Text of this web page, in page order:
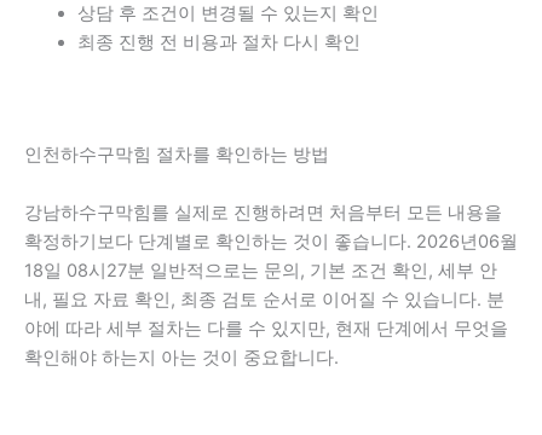
상담 후 조건이 변경될 수 있는지 확인
최종 진행 전 비용과 절차 다시 확인
인천하수구막힘 절차를 확인하는 방법
강남하수구막힘를 실제로 진행하려면 처음부터 모든 내용을
확정하기보다 단계별로 확인하는 것이 좋습니다. 2026년06월
18일 08시27분 일반적으로는 문의, 기본 조건 확인, 세부 안
내, 필요 자료 확인, 최종 검토 순서로 이어질 수 있습니다. 분
야에 따라 세부 절차는 다를 수 있지만, 현재 단계에서 무엇을
확인해야 하는지 아는 것이 중요합니다.